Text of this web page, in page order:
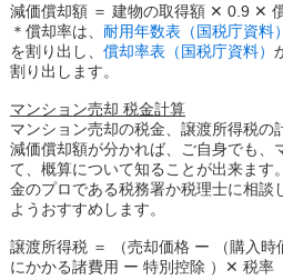
減価償却額 ＝ 建物の取得額 ✕ 0.9 ✕
＊償却率は、 耐用年数表（国税庁資料）
を割り出し、 償却率表（国税庁資料）
割り出します。
マンション売却 税金計算
マンション売却の税金、譲渡所得税の
減価償却額が分かれば、ご自身でも、
て、概算について知ることが出来ます
金のプロである税務署か税理士に相談
ようおすすめします。
譲渡所得税 ＝ （売却価格 ー （購入
にかかる諸費用 ー 特別控除 ）✕ 税率